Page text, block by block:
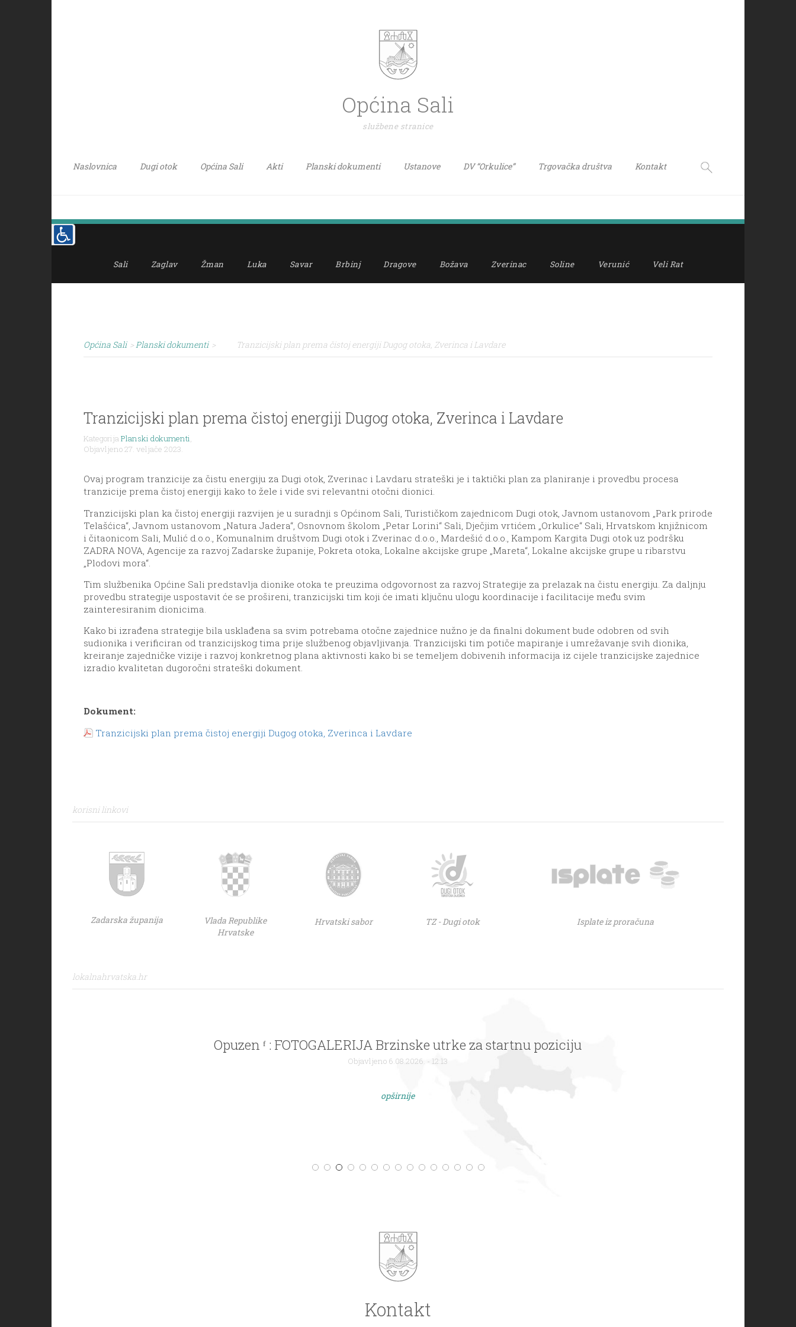
Općina Sali
službene stranice
Naslovnica Dugi otok Općina Sali Akti Planski dokumenti Ustanove DV “Orkulice” Trgovačka društva Kontakt
Sali Zaglav Žman Luka Savar Brbinj Dragove Božava Zverinac Soline Verunić Veli Rat
Općina Sali > Planski dokumenti > Tranzicijski plan prema čistoj energiji Dugog otoka, Zverinca i Lavdare
Tranzicijski plan prema čistoj energiji Dugog otoka, Zverinca i Lavdare
KategorijaPlanski dokumenti,
Objavljeno 27. veljače 2023.
Ovaj program tranzicije za čistu energiju za Dugi otok, Zverinac i Lavdaru strateški je i taktički plan za planiranje i provedbu procesa
tranzicije prema čistoj energiji kako to žele i vide svi relevantni otočni dionici.
Tranzicijski plan ka čistoj energiji razvijen je u suradnji s Općinom Sali, Turističkom zajednicom Dugi otok, Javnom ustanovom „Park prirode
Telašćica“, Javnom ustanovom „Natura Jadera“, Osnovnom školom „Petar Lorini“ Sali, Dječjim vrtićem „Orkulice“ Sali, Hrvatskom knjižnicom
i čitaonicom Sali, Mulić d.o.o., Komunalnim društvom Dugi otok i Zverinac d.o.o., Mardešić d.o.o., Kampom Kargita Dugi otok uz podršku
ZADRA NOVA, Agencije za razvoj Zadarske županije, Pokreta otoka, Lokalne akcijske grupe „Mareta“, Lokalne akcijske grupe u ribarstvu
„Plodovi mora“.
Tim službenika Općine Sali predstavlja dionike otoka te preuzima odgovornost za razvoj Strategije za prelazak na čistu energiju. Za daljnju
provedbu strategije uspostavit će se prošireni, tranzicijski tim koji će imati ključnu ulogu koordinacije i facilitacije među svim
zainteresiranim dionicima.
Kako bi izrađena strategije bila usklađena sa svim potrebama otočne zajednice nužno je da finalni dokument bude odobren od svih
sudionika i verificiran od tranzicijskog tima prije službenog objavljivanja. Tranzicijski tim potiče mapiranje i umrežavanje svih dionika,
kreiranje zajedničke vizije i razvoj konkretnog plana aktivnosti kako bi se temeljem dobivenih informacija iz cijele tranzicijske zajednice
izradio kvalitetan dugoročni strateški dokument.
Dokument:
Tranzicijski plan prema čistoj energiji Dugog otoka, Zverinca i Lavdare
korisni linkovi
Zadarska županija
Vlada Republike
Hrvatske
Hrvatski sabor TZ - Dugi otok Isplate iz proračuna
lokalnahrvatska.hr
Opuzen ᶠ : FOTOGALERIJA Brzinske utrke za startnu poziciju
Objavljeno 6.08.2026. - 12:13
opširnije
Kontakt